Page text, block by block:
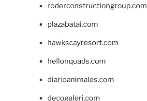
roderconstructiongroup.com
plazabatai.com
hawkscayresort.com
hellonquads.com
diarioanimales.com
decogaleri.com